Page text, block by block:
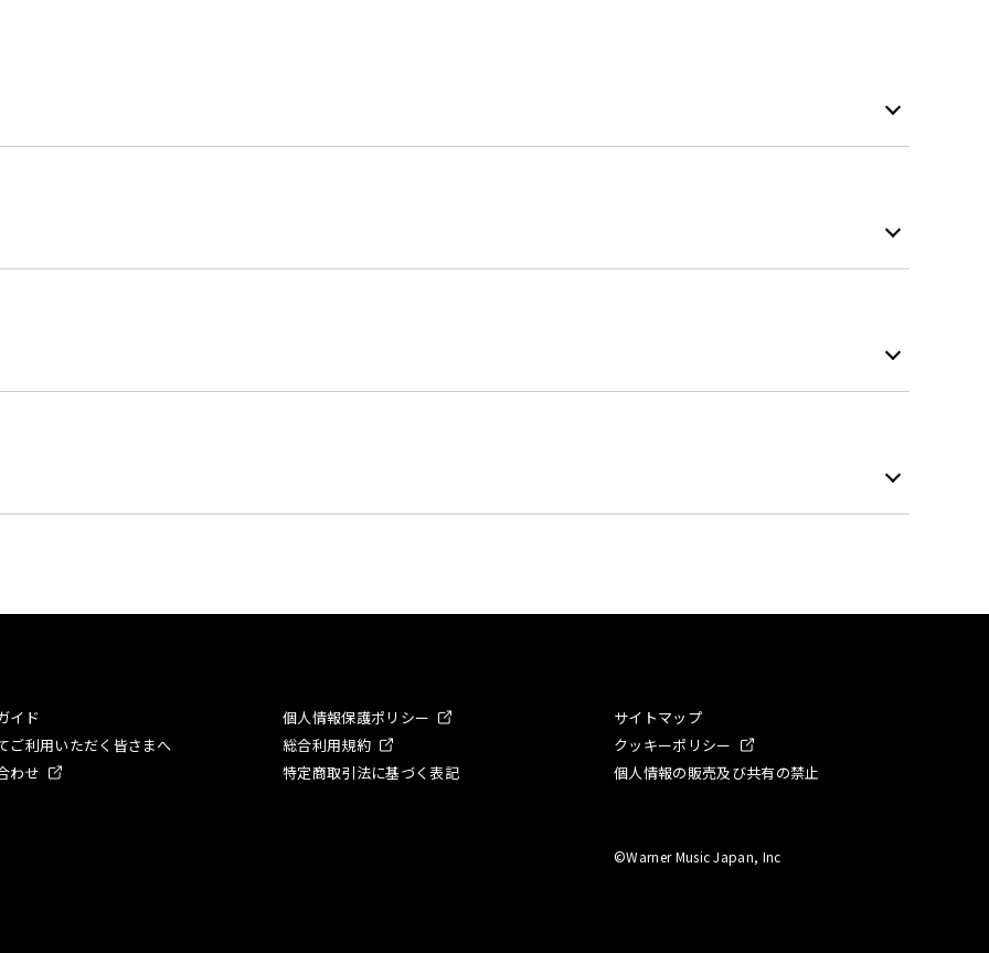
イド 個人情報保護ポリシー
サイトマップ
ご利用いただく皆さまへ
総合利用規約
クッキーポリシー
わせ
特定商取引法に基づく表記 個人情報の販売及び共有の禁止
©Warner Music Japan, Inc